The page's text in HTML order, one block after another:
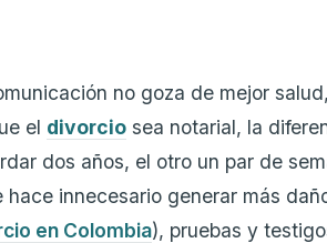
no goza de mejor
el divorcio sea notarial, la
dos años, el otro un par de
innecesario generar más
en Colombia), pruebas y